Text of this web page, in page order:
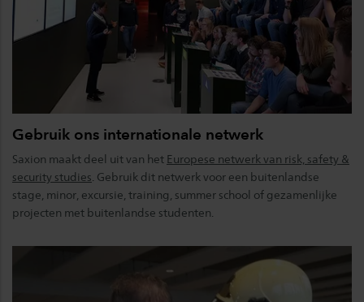
Gebruik ons internationale netwerk
Saxion maakt deel uit van het Europese netwerk van risk, safety &
security studies . Gebruik dit netwerk voor een buitenlandse
stage, minor, excursie, training, summer school of gezamenlijke
projecten met buitenlandse studenten.